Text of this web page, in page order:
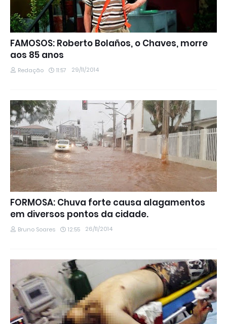
FAMOSOS: Roberto Bolaños, o Chaves, morre
aos 85 anos
Redação 11:57 29/11/2014
FORMOSA: Chuva forte causa alagamentos
em diversos pontos da cidade.
Bruno Soares 12:55 26/11/2014